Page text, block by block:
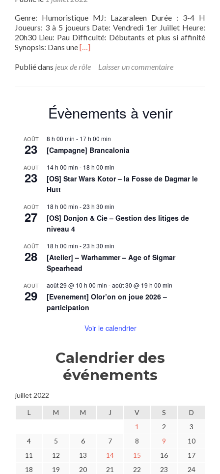
Genre: Humoristique MJ: Lazaraleen Durée : 3-4 H
Joueurs: 3 à 5 joueurs Date: Vendredi 1er Juillet Heure:
20h30 Lieu: Pau Difficulté: Débutants et plus si affinité
Synopsis: Dans uneEn
plus
manoir
la
[…]
Publié dans jeux de rôle Laisser un commentaire
Évènements à venir
AOÛT
23
8 h 00 min - 17 h 00 min
[Campagne] Brancalonia
AOÛT
23
14 h 00 min - 18 h 00 min
[OS] Star Wars Kotor – la Fosse de Dagmar le
Hutt
AOÛT
27
18 h 00 min -23 h 30 min
[OS] Donjon & Cie – Gestion des litiges de
niveau 4
AOÛT
28
18 h 00 min -23 h 30 min
[Atelier] – Warhammer – Age of Sigmar
Spearhead
AOÛT
29
août 29 @ 10 h 00 min -août 30 @ 19 h 00 min
[Evenement] Olor’on on joue 2026 –
participation
Voir le calendrier
Calendrier des
événements
juillet 2022
L M M J V S
D
1
2
3
4
5 6 7 8 9
10
11
12 13 14 15 16
17
18
19 20 21 22 23
24